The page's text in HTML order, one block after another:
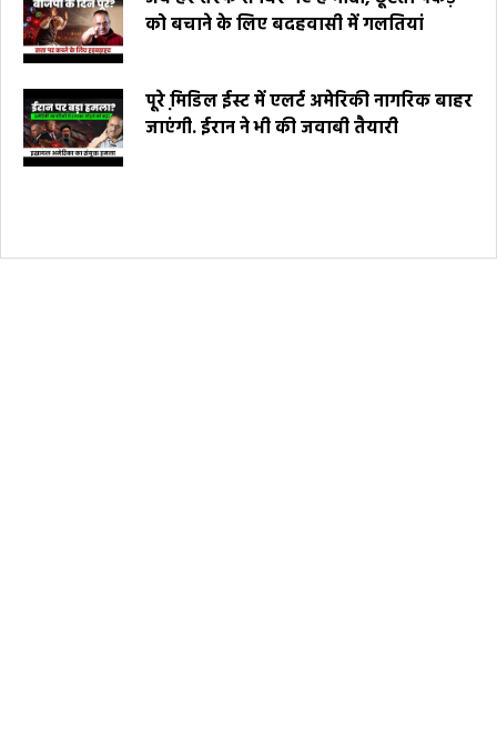
को बचाने के लिए बदहवासी में गलतियां
पूरे मि़डिल ईस्ट में एलर्ट अमेरिकी नागरिक बाहर
जाएंगी. ईरान ने भी की जवाबी तैयारी